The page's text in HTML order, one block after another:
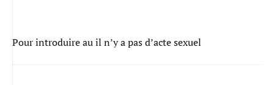
Pour introduire au il n’y a pas d’acte sexuel